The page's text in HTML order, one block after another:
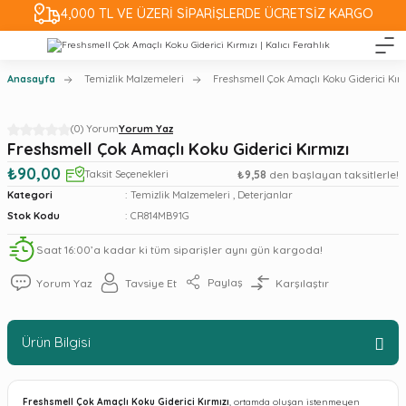
4,000 TL VE ÜZERİ SİPARİŞLERDE ÜCRETSİZ KARGO
Anasayfa Temizlik Malzemeleri Freshsmell Çok Amaçlı Koku Giderici
(0) YorumYorum Yaz
Freshsmell Çok Amaçlı Koku Giderici Kırmızı
₺90,00
Taksit Seçenekleri ₺9,58 den başlayan taksitlerle!
Kategori Temizlik Malzemeleri , Deterjanlar
Stok Kodu
CR814MB91G
Saat 16:00’a kadar ki tüm siparişler aynı gün kargoda!
Yorum Yaz Tavsiye Et Paylaş Karşılaştır
Ürün Bilgisi
Freshsmell Çok Amaçlı Koku Giderici Kırmızı, ortamda oluşan istenmeyen